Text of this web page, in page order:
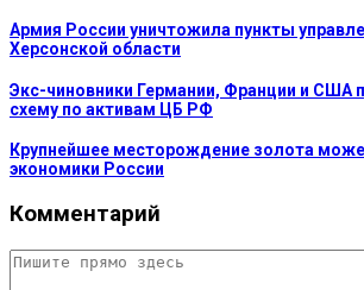
Армия России уничтожила пункты
Херсонской области
Экс-чиновники Германии, Франции и США
схему по активам ЦБ РФ
Крупнейшее месторождение золота
экономики России
Комментарий